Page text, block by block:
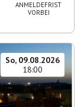
ANMELDEFRIST
VORBEI
So, 09.08.2026
18:00